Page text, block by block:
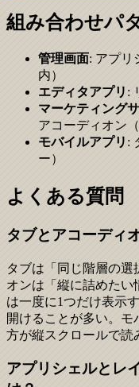
組み合わせパ
管理画面: アプリ
内）
エディタアプリ :
マーケティング
アコーディオン（
モバイルアプリ :
ー）
よくある質問
タブとアコーディ
タブは「同じ階層の選
オンは「縦に詰めた
は一度に1つだけ表示
開けることが多い。
方が縦スクロールで読
アプリシェルとレ